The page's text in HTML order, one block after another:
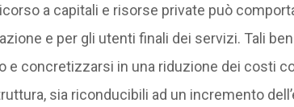
a capitali e risorse private può
e per gli utenti finali dei servizi. Tali
e concretizzarsi in una riduzione dei costi
sia riconducibili ad un incremento